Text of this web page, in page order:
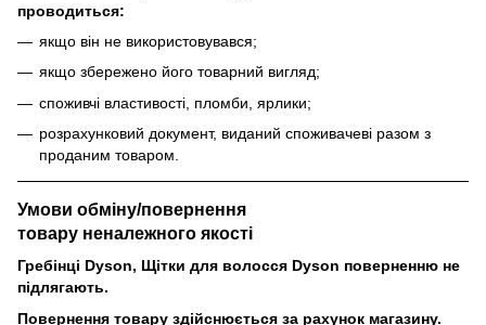
проводиться:
якщо він не використовувався;
якщо збережено його товарний вигляд;
споживчі властивості, пломби, ярлики;
розрахунковий документ, виданий споживачеві разом з
проданим товаром.
Умови обміну/повернення
товару неналежного якості
Гребінці Dyson, Щітки для волосся Dyson поверненню не
підлягають.
Повернення товару здійснюється за рахунок магазину.